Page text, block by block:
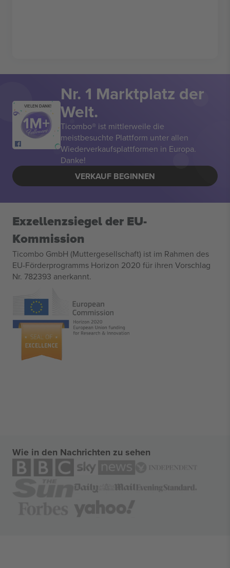
VIELEN DANK!
Nr. 1 Marktplatz der
Welt.
Ticombo® ist mittlerweile die
meistbesuchte Plattform unter allen
Wiederverkaufsplattformen in Europa.
Danke!
VERKAUF BEGINNEN
Exzellenzsiegel der EU-
Kommission
Ticombo GmbH (Muttergesellschaft) ist im Rahmen des
EU-Förderprogramms Horizon 2020 für ihren Vorschlag
Nr. 782393 anerkannt.
Wie in den Nachrichten zu sehen